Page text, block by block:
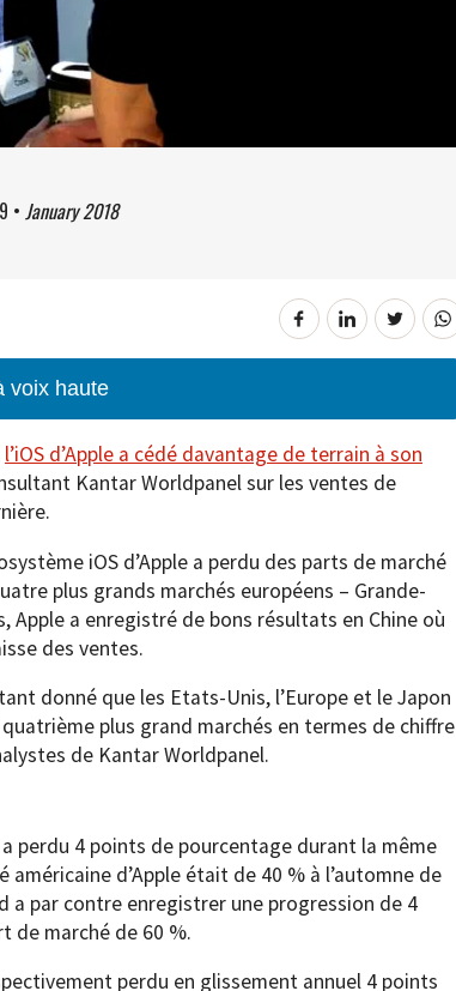
• January 2018
voix haute
l’iOS d’Apple a cédé davantage de terrain à son
Kantar Worldpanel sur les ventes de
iOS d’Apple a perdu des parts de marché
plus grands marchés européens – Grande-
a enregistré de bons résultats en Chine où
des ventes.
donné que les Etats-Unis, l’Europe et le Japon
plus grand marchés en termes de chiffre
de Kantar Worldpanel.
perdu 4 points de pourcentage durant la même
d’Apple était de 40 % à l’automne de
a par contre enregistrer une progression de 4
de marché de 60 %.
perdu en glissement annuel 4 points